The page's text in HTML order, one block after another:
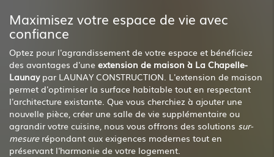
Maximisez votre espace de vie avec
confiance
Optez pour l'agrandissement de votre espace et bénéficiez
des avantages d'une extension de maison à La Chapelle-
Launaypar LAUNAY CONSTRUCTION. L'extension de maison
permet d'optimiser la surface habitable tout en respectant
l'architecture existante. Que vous cherchiez à ajouter une
nouvelle pièce, créer une salle de vie supplémentaire ou
agrandir votre cuisine, nous vous offrons des solutions sur-
mesurerépondant aux exigences modernes tout en
préservant l'harmonie de votre logement.